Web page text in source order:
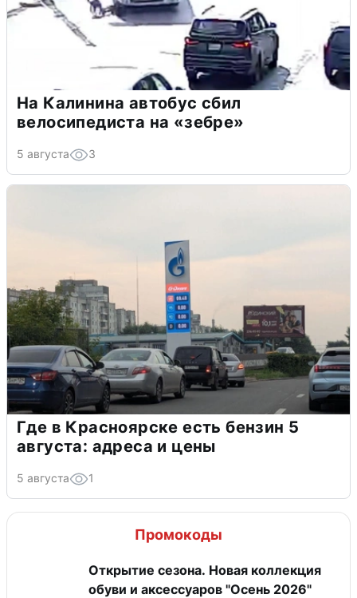
На Калинина автобус сбил
велосипедиста на «зебре»
5 августа 3
Где в Красноярске есть бензин 5
августа: адреса и цены
5 августа 1
Промокоды
Открытие сезона. Новая коллекция
обуви и аксессуаров "Осень 2026"